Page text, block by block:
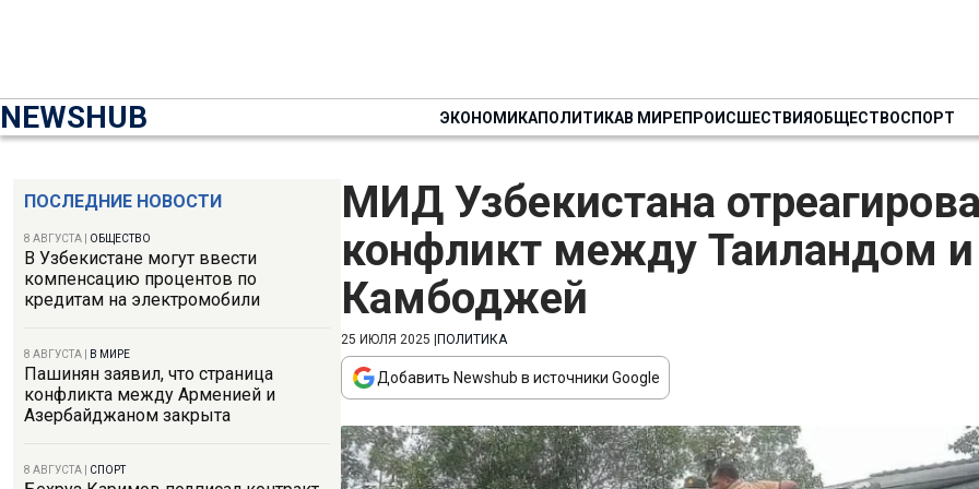
NEWSHUB ЭКОНОМИКАПОЛИТИКАВ МИРЕПРОИСШЕСТВИЯОБЩЕСТВОСПОРТ
ПОСЛЕДНИЕ НОВОСТИ
8 АВГУСТА ОБЩЕСТВО
В Узбекистане могут ввести
компенсацию процентов по
кредитам на электромобили
8 АВГУСТА В МИРЕ
Пашинян заявил, что страница
конфликта между Арменией и
Азербайджаном закрыта
8 АВГУСТА СПОРТ
МИД Узбекистана
конфликт между Таиландом и
Камбоджей
25 ИЮЛЯ 2025 ПОЛИТИКА
Добавить Newshub в источники Google